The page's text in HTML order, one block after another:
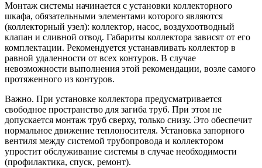
Монтаж системы начинается с установки коллекторного
шкафа, обязательными элементами которого являются
(коллекторный узел): коллектор, насос, воздухоотводный
клапан и сливной отвод. Габариты коллектора зависят от его
комплектации. Рекомендуется устанавливать коллектор в
равной удаленности от всех контуров. В случае
невозможности выполнения этой рекомендации, возле самого
протяженного из контуров.
Важно. При установке коллектора предусматривается
свободное пространство для загиба труб. При этом не
допускается монтаж труб сверху, только снизу. Это обеспечит
нормальное движение теплоносителя. Установка запорного
вентиля между системой трубопровода и коллектором
упростит обслуживание системы в случае необходимости
(профилактика, спуск, ремонт).